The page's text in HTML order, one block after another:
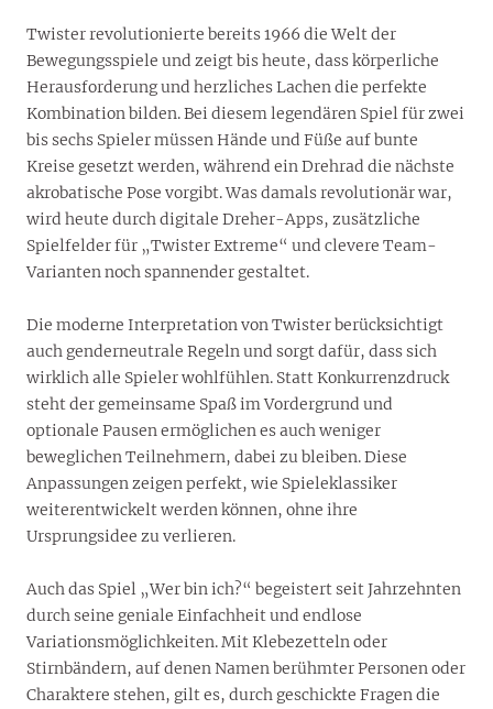
Twister revolutionierte bereits 1966 die Welt der
Bewegungsspiele und zeigt bis heute, dass körperliche
Herausforderung und herzliches Lachen die perfekte
Kombination bilden. Bei diesem legendären Spiel für zwei
bis sechs Spieler müssen Hände und Füße auf bunte
Kreise gesetzt werden, während ein Drehrad die nächste
akrobatische Pose vorgibt. Was damals revolutionär war,
wird heute durch digitale Dreher-Apps, zusätzliche
Spielfelder für „Twister Extreme“ und clevere Team-
Varianten noch spannender gestaltet.
Die moderne Interpretation von Twister berücksichtigt
auch genderneutrale Regeln und sorgt dafür, dass sich
wirklich alle Spieler wohlfühlen. Statt Konkurrenzdruck
steht der gemeinsame Spaß im Vordergrund und
optionale Pausen ermöglichen es auch weniger
beweglichen Teilnehmern, dabei zu bleiben. Diese
Anpassungen zeigen perfekt, wie Spieleklassiker
weiterentwickelt werden können, ohne ihre
Ursprungsidee zu verlieren.
Auch das Spiel „Wer bin ich?“ begeistert seit Jahrzehnten
durch seine geniale Einfachheit und endlose
Variationsmöglichkeiten. Mit Klebezetteln oder
Stirnbändern, auf denen Namen berühmter Personen oder
Charaktere stehen, gilt es, durch geschickte Fragen die